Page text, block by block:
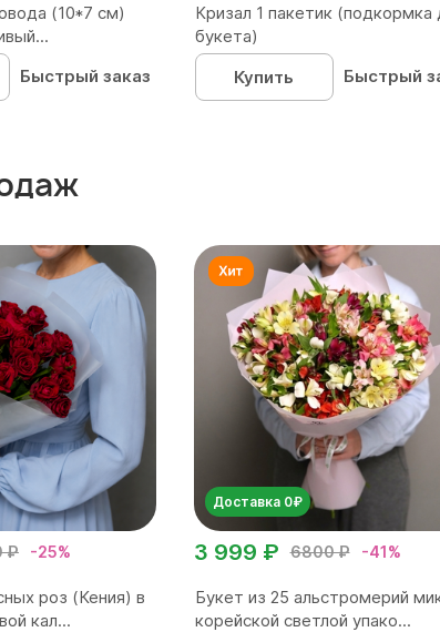
(10*7 см)
Быстрый заказ
Кризал 1 пакетик (подкормка
букета)
Купить
Быстрый
₽ -25%
роз (Кения) в
кал...
Доставка 0₽
6800 ₽ -41%
3 999 ₽
Букет из 25 альстромерий
корейской светлой упако...